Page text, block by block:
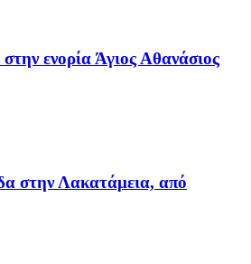
ενορία Άγιος Αθανάσιος
στην Λακατάμεια, από